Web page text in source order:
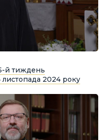
й тиждень
2024 року